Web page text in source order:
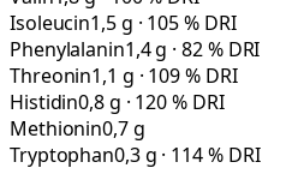
Isoleucin1,5 g · 105 % DRI
Phenylalanin1,4 g · 82 % DRI
Threonin1,1 g · 109 % DRI
Histidin0,8 g · 120 % DRI
Methionin0,7 g
Tryptophan0,3 g · 114 % DRI